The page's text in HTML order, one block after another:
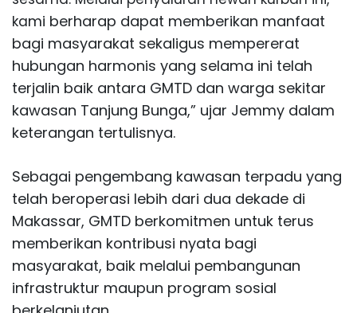
kami berharap dapat memberikan manfaat
bagi masyarakat sekaligus mempererat
hubungan harmonis yang selama ini telah
terjalin baik antara GMTD dan warga sekitar
kawasan Tanjung Bunga,” ujar Jemmy dalam
keterangan tertulisnya.
Sebagai pengembang kawasan terpadu yang
telah beroperasi lebih dari dua dekade di
Makassar, GMTD berkomitmen untuk terus
memberikan kontribusi nyata bagi
masyarakat, baik melalui pembangunan
infrastruktur maupun program sosial